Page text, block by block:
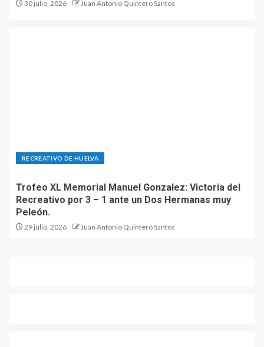
30 julio, 2026 Juan Antonio Quintero Santos
RECREATIVO DE HUELVA
Trofeo XL Memorial Manuel Gonzalez: Victoria del
Recreativo por 3 – 1 ante un Dos Hermanas muy
Peleón.
29 julio, 2026 Juan Antonio Quintero Santos